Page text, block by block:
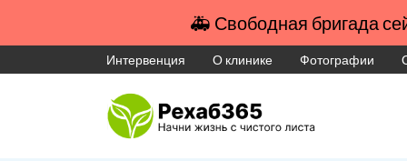
🚑 Свободная бригада
Интервенция О клинике Фотографии